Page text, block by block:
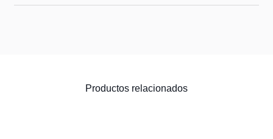
Productos relacionados